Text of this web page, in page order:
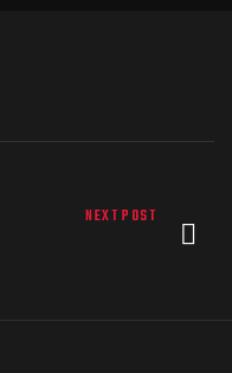
NEXT POST